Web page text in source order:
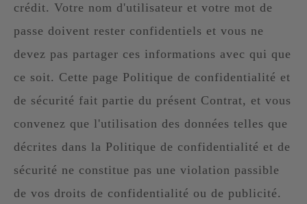
crédit. Votre nom d'utilisateur et votre mot de
passe doivent rester confidentiels et vous ne
devez pas partager ces informations avec qui que
ce soit. Cette page Politique de confidentialité et
de sécurité fait partie du présent Contrat, et vous
convenez que l'utilisation des données telles que
décrites dans la Politique de confidentialité et de
sécurité ne constitue pas une violation passible
de vos droits de confidentialité ou de publicité.